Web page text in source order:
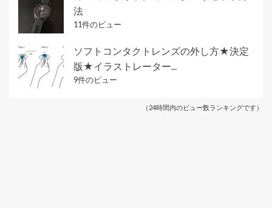
法
11件のビュー
ソフトコンタクトレンズの外し方★決定
版★イラストレーター...
9件のビュー
（24時間内のビュー数ランキングです）